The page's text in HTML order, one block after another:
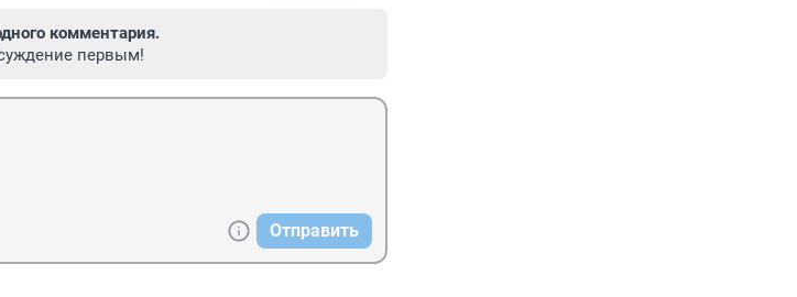
комментария.
первым!
Отправить